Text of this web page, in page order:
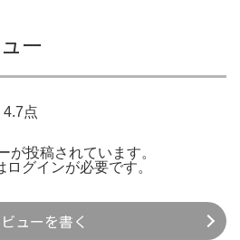
ー
4.7点
が投稿されています。
ログインが必要です。
ューを書く